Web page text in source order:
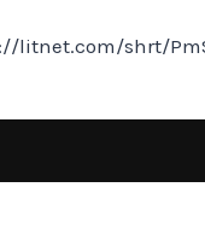
litnet.com/shrt/